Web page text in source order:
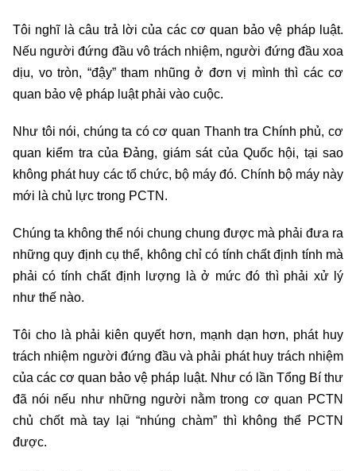
Tôi nghĩ là câu trả lời của các cơ quan bảo vệ pháp luật.
Nếu người đứng đầu vô trách nhiệm, người đứng đầu xoa
dịu, vo tròn, “đậy” tham nhũng ở đơn vị mình thì các cơ
quan bảo vệ pháp luật phải vào cuộc.
Như tôi nói, chúng ta có cơ quan Thanh tra Chính phủ, cơ
quan kiểm tra của Đảng, giám sát của Quốc hội, tại sao
không phát huy các tổ chức, bộ máy đó. Chính bộ máy này
mới là chủ lực trong PCTN.
Chúng ta không thể nói chung chung được mà phải đưa ra
những quy định cụ thể, không chỉ có tính chất định tính mà
phải có tính chất định lượng là ở mức đó thì phải xử lý
như thế nào.
Tôi cho là phải kiên quyết hơn, mạnh dạn hơn, phát huy
trách nhiệm người đứng đầu và phải phát huy trách nhiệm
của các cơ quan bảo vệ pháp luật. Như có lần Tổng Bí thư
đã nói nếu như những người nằm trong cơ quan PCTN
chủ chốt mà tay lại “nhúng chàm” thì không thể PCTN
được.